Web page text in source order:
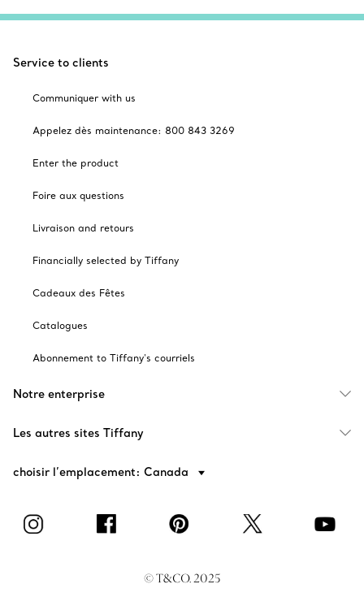
Service to clients
Communiquer with us
Appelez dès maintenance: 800 843 3269
Enter the product
Foire aux questions
Livraison and retours
Financially selected by Tiffany
Cadeaux des Fêtes
Catalogues
Abonnement to Tiffany's courriels
Notre enterprise
Les autres sites Tiffany
choisir l’emplacement: Canada
© T&CO. 2025